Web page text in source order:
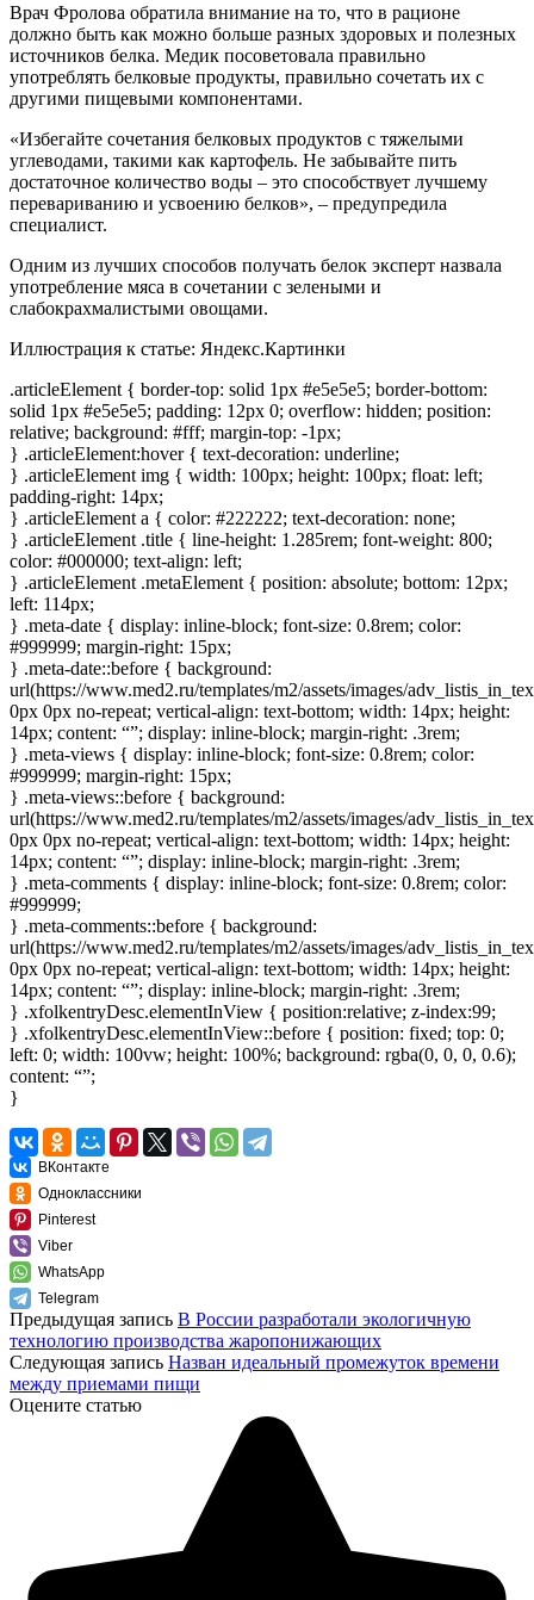
Врач Фролова обратила внимание на то, что в рационе
должно быть как можно больше разных здоровых и полезных
источников белка. Медик посоветовала правильно
употреблять белковые продукты, правильно сочетать их с
другими пищевыми компонентами.
«Избегайте сочетания белковых продуктов с тяжелыми
углеводами, такими как картофель. Не забывайте пить
достаточное количество воды – это способствует лучшему
перевариванию и усвоению белков», – предупредила
специалист.
Одним из лучших способов получать белок эксперт назвала
употребление мяса в сочетании с зелеными и
слабокрахмалистыми овощами.
Иллюстрация к статье: Яндекс.Картинки
.articleElement { border-top: solid 1px #e5e5e5; border-bottom:
solid 1px #e5e5e5; padding: 12px 0; overflow: hidden; position:
relative; background: #fff; margin-top: -1px;
} .articleElement:hover { text-decoration: underline;
} .articleElement img { width: 100px; height: 100px; float: left;
padding-right: 14px;
} .articleElement a { color: #222222; text-decoration: none;
} .articleElement .title { line-height: 1.285rem; font-weight: 800;
color: #000000; text-align: left;
} .articleElement .metaElement { position: absolute; bottom: 12px;
left: 114px;
} .meta-date { display: inline-block; font-size: 0.8rem; color:
#999999; margin-right: 15px;
} .meta-date::before { background:
url(https://www.med2.ru/templates/m2/assets/images/
0px 0px no-repeat; vertical-align: text-bottom; width: 14px; height:
14px; content: “”; display: inline-block; margin-right: .3rem;
} .meta-views { display: inline-block; font-size: 0.8rem; color:
#999999; margin-right: 15px;
} .meta-views::before { background:
url(https://www.med2.ru/templates/m2/assets/images/
0px 0px no-repeat; vertical-align: text-bottom; width: 14px; height:
14px; content: “”; display: inline-block; margin-right: .3rem;
} .meta-comments { display: inline-block; font-size: 0.8rem; color:
#999999;
} .meta-comments::before { background:
url(https://www.med2.ru/templates/m2/assets/images/
0px 0px no-repeat; vertical-align: text-bottom; width: 14px; height:
14px; content: “”; display: inline-block; margin-right: .3rem;
} .xfolkentryDesc.elementInView { position:relative; z-index:99;
} .xfolkentryDesc.elementInView::before { position: fixed; top: 0;
left: 0; width: 100vw; height: 100%; background: rgba(0, 0, 0, 0.6);
content: “”;
}
ВКонтакте
Одноклассники
Pinterest
Viber
WhatsApp
Telegram
Предыдущая запись В России разработали экологичную
технологию производства жаропонижающих
Следующая запись Назван идеальный промежуток времени
между приемами пищи
Оцените статью